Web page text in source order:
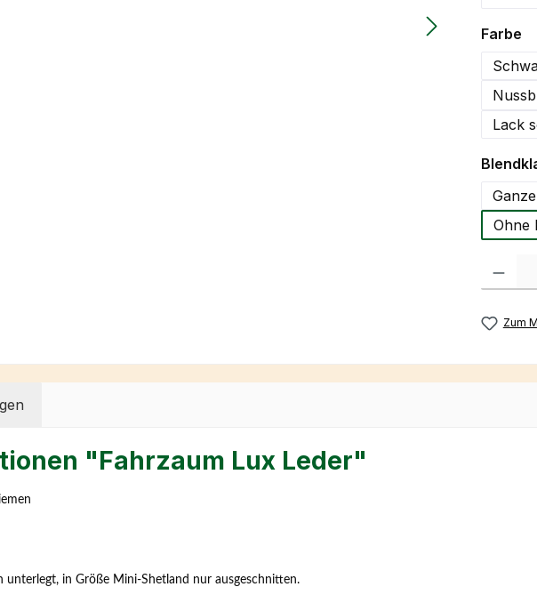
Farbe
Lack
Ohne
Produkt
Zum
"Fahrzaum Lux Leder"
unterlegt, in Größe Mini-Shetland nur ausgeschnitten.